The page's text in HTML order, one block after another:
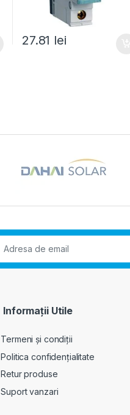
27.81 lei
Informații Utile
Termeni și condiții
Politica confidențialitate
Retur produse
Suport vanzari